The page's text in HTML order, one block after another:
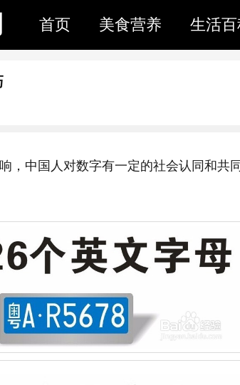
首页 美食营养 生活
，中国人对数字有一定的社会认同和共